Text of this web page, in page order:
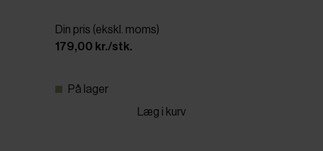
Din pris (ekskl. moms)
179,00 kr./stk.
På lager
Læg i kurv